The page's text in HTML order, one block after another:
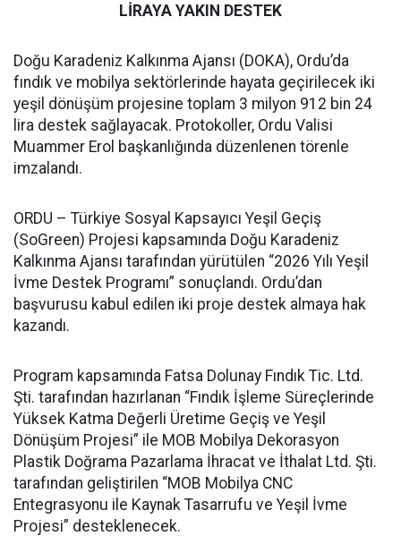
LİRAYA YAKIN DESTEK
Doğu Karadeniz Kalkınma Ajansı (DOKA), Ordu’da
fındık ve mobilya sektörlerinde hayata geçirilecek iki
yeşil dönüşüm projesine toplam 3 milyon 912 bin 24
lira destek sağlayacak. Protokoller, Ordu Valisi
Muammer Erol başkanlığında düzenlenen törenle
imzalandı.
ORDU – Türkiye Sosyal Kapsayıcı Yeşil Geçiş
(SoGreen) Projesi kapsamında Doğu Karadeniz
Kalkınma Ajansı tarafından yürütülen “2026 Yılı Yeşil
İvme Destek Programı” sonuçlandı. Ordu’dan
başvurusu kabul edilen iki proje destek almaya hak
kazandı.
Program kapsamında Fatsa Dolunay Fındık Tic. Ltd.
Şti. tarafından hazırlanan “Fındık İşleme Süreçlerinde
Yüksek Katma Değerli Üretime Geçiş ve Yeşil
Dönüşüm Projesi” ile MOB Mobilya Dekorasyon
Plastik Doğrama Pazarlama İhracat ve İthalat Ltd. Şti.
tarafından geliştirilen “MOB Mobilya CNC
Entegrasyonu ile Kaynak Tasarrufu ve Yeşil İvme
Projesi” desteklenecek.